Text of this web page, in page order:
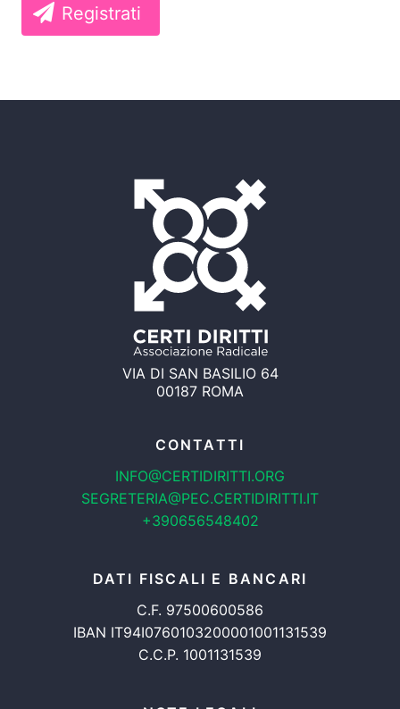
Registrati
VIA DI SAN BASILIO 64
00187 ROMA
CONTATTI
INFO@CERTIDIRITTI.ORG
SEGRETERIA@PEC.CERTIDIRITTI.IT
+390656548402
DATI FISCALI E BANCARI
C.F. 97500600586
IBAN IT94I0760103200001001131539
C.C.P. 1001131539